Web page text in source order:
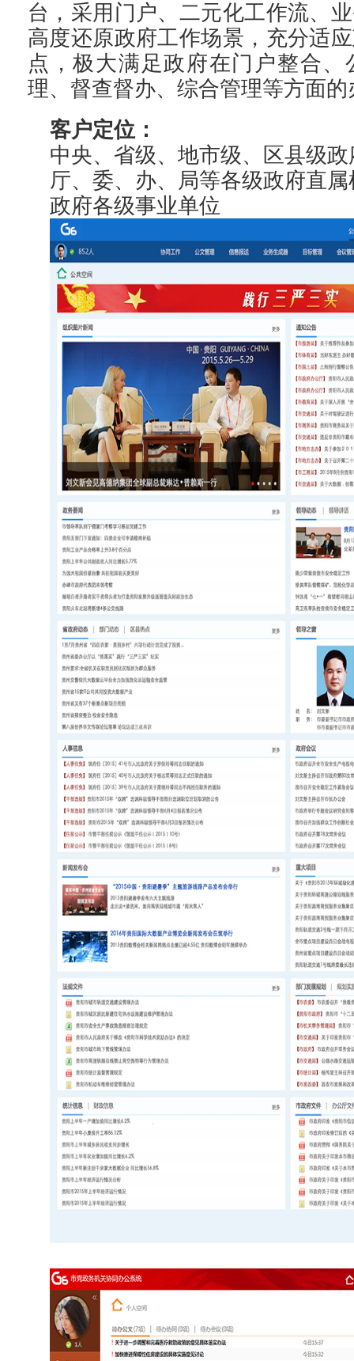
台，采用门户、二元化工作流、
高度还原政府工作场景，充分适
点，极大满足政府在门户整合、
理、督查督办、综合管理等方面
客户定位：
中央、省级、地市级、区县级
厅、委、办、局等各级政府直属
政府各级事业单位